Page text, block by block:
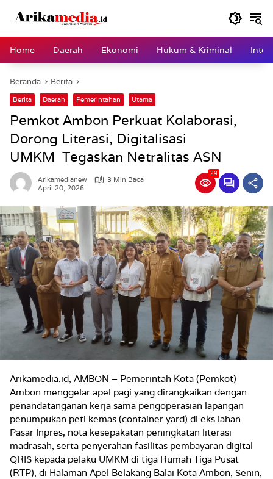
Home
Daerah Ekonomi Hukum & Kriminal
Beranda Berita
Berita Daerah Pemerintahan Utama
Pemkot Ambon Perkuat Kolaborasi,
Dorong Literasi, Digitalisasi
UMKM Tegaskan Netralitas ASN
Arikamedianew
3 Min Baca
April 20, 2026
29
Arikamedia.id, AMBON – Pemerintah Kota (Pemkot)
Ambon menggelar apel pagi yang dirangkaikan dengan
penandatanganan kerja sama pengoperasian lapangan
penumpukan peti kemas (container yard) di eks lahan
Pasar Inpres, nota kesepakatan peningkatan literasi
madrasah, serta penyerahan fasilitas pembayaran digital
QRIS kepada pelaku UMKM di tiga Rumah Tiga Pusat
(RTP), di Halaman Apel Belakang Balai Kota Ambon, Senin,